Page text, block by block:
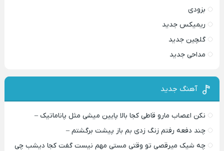
بزودی
ریمیکس جدید
گلچین جدید
مداحی جدید
آهنگ جدید
نکن اعصاب مارو قاطی کجا بالا پایین میشی مثل پاناماتیک –
چند دفعه رفتم زنگ زدی بم باز پیشت برگشتم –
چه شیک میرقصی تو وقتی مستی مهم نیست گفت کجا دیشب چی